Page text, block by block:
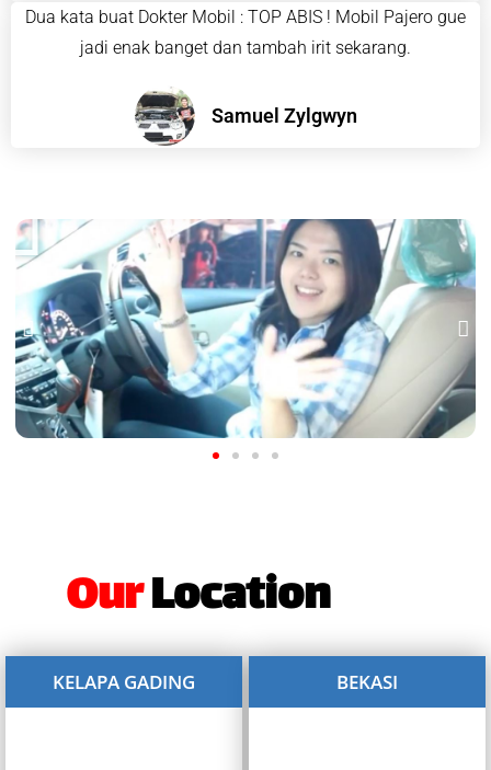
Dua kata buat Dokter Mobil : TOP ABIS ! Mobil Pajero gue
jadi enak banget dan tambah irit sekarang.
Samuel Zylgwyn
OurLocation
KELAPA GADING BEKASI